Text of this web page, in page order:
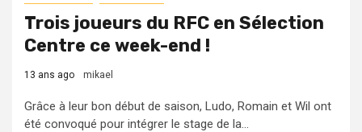
Trois joueurs du RFC en Sélection
Centre ce week-end !
13 ans ago mikael
Grâce à leur bon début de saison, Ludo, Romain et Wil ont
été convoqué pour intégrer le stage de la...